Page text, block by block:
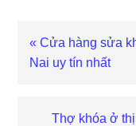
Bài
viết
« Cửa hàng sửa
Nai uy tín nhất
Bài
Thợ khóa ở